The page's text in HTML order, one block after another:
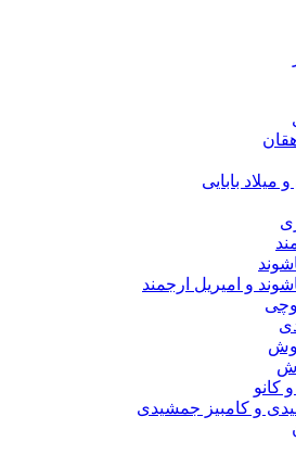
بابایی
و امیریل ارجمند
کانو
و کامبیز جمشیدی